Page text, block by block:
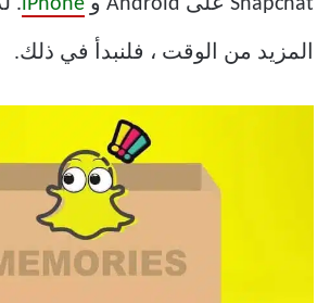
Snapchat على Android و iPhone
.
المزيد من الوقت ، فلنبدأ في ذلك.